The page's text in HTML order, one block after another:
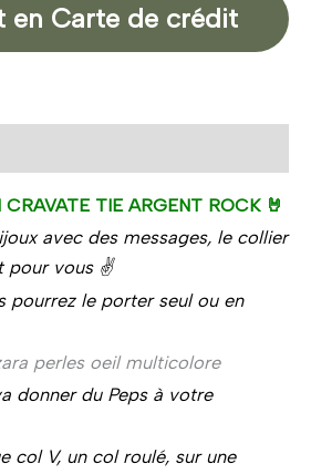
en Carte de crédit
TIE ARGENT ROCK 🤘
avec des messages, le collier
pour vous ✌️
pourrez le porter seul ou en
perles oeil multicolore
donner du Peps à votre
col V, un col roulé, sur une